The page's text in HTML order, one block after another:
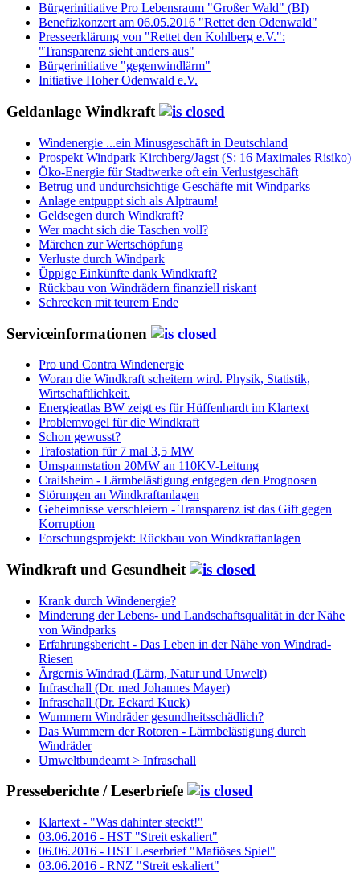
Bürgerinitiative Pro Lebensraum "Großer Wald" (BI)
Benefizkonzert am 06.05.2016 "Rettet den Odenwald"
Presseerklärung von "Rettet den Kohlberg e.V.":
"Transparenz sieht anders aus"
Bürgerinitiative "gegenwindlärm"
Initiative Hoher Odenwald e.V.
Geldanlage Windkraft
Windenergie ...ein Minusgeschäft in Deutschland
Prospekt Windpark Kirchberg/Jagst (S: 16 Maximales Risiko)
Öko-Energie für Stadtwerke oft ein Verlustgeschäft
Betrug und undurchsichtige Geschäfte mit Windparks
Anlage entpuppt sich als Alptraum!
Geldsegen durch Windkraft?
Wer macht sich die Taschen voll?
Märchen zur Wertschöpfung
Verluste durch Windpark
Üppige Einkünfte dank Windkraft?
Rückbau von Windrädern finanziell riskant
Schrecken mit teurem Ende
Serviceinformationen
Pro und Contra Windenergie
Woran die Windkraft scheitern wird. Physik, Statistik,
Wirtschaftlichkeit.
Energieatlas BW zeigt es für Hüffenhardt im Klartext
Problemvogel für die Windkraft
Schon gewusst?
Trafostation für 7 mal 3,5 MW
Umspannstation 20MW an 110KV-Leitung
Crailsheim - Lärmbelästigung entgegen den Prognosen
Störungen an Windkraftanlagen
Geheimnisse verschleiern - Transparenz ist das Gift gegen
Korruption
Forschungsprojekt: Rückbau von Windkraftanlagen
Windkraft und Gesundheit
Krank durch Windenergie?
Minderung der Lebens- und Landschaftsqualität in der Nähe
von Windparks
Erfahrungsbericht - Das Leben in der Nähe von Windrad-
Riesen
Ärgernis Windrad (Lärm, Natur und Unwelt)
Infraschall (Dr. med Johannes Mayer)
Infraschall (Dr. Eckard Kuck)
Wummern Windräder gesundheitsschädlich?
Das Wummern der Rotoren - Lärmbelästigung durch
Windräder
Umweltbundeamt > Infraschall
Presseberichte / Leserbriefe
Klartext - "Was dahinter steckt!"
03.06.2016 - HST "Streit eskaliert"
06.06.2016 - HST Leserbrief "Mafiöses Spiel"
03.06.2016 - RNZ "Streit eskaliert"